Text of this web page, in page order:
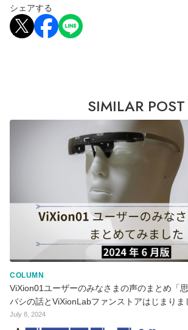
シェアする
SIMILAR POST
COLUMN
ViXion01ユーザーのみなさまの声のまとめ「
バシの話とViXionLabファンストアはじまり
July 8, 2024